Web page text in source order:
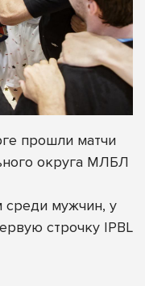
прошли матчи
округа МЛБЛ
среди мужчин, у
строчку IPBL